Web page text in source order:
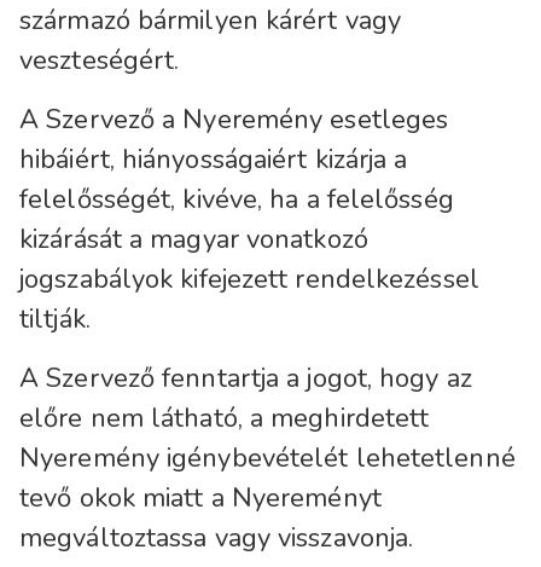
származó bármilyen kárért vagy
veszteségért.
A Szervező a Nyeremény esetleges
hibáiért, hiányosságaiért kizárja a
felelősségét, kivéve, ha a felelősség
kizárását a magyar vonatkozó
jogszabályok kifejezett rendelkezéssel
tiltják.
A Szervező fenntartja a jogot, hogy az
előre nem látható, a meghirdetett
Nyeremény igénybevételét lehetetlenné
tevő okok miatt a Nyereményt
megváltoztassa vagy visszavonja.